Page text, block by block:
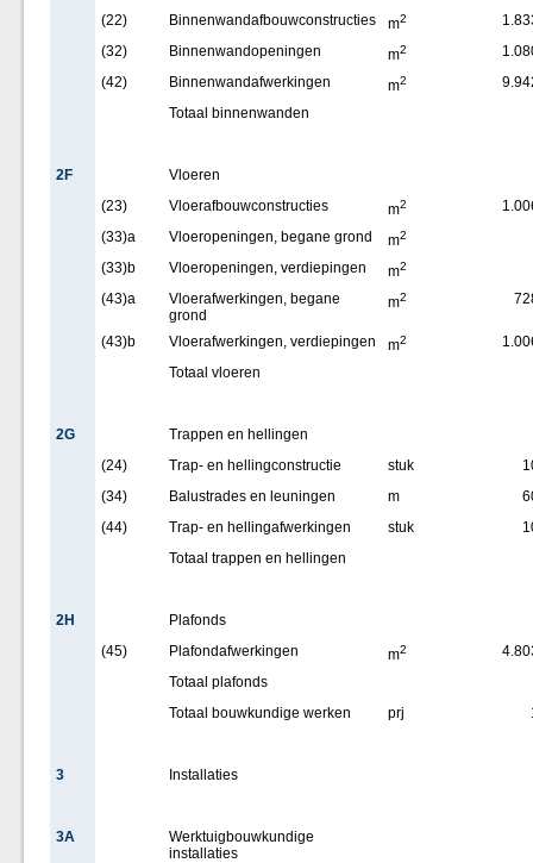
(22)
Binnenwandafbouwconstructies m2
(32)
Binnenwandopeningen m2
(42)
Binnenwandafwerkingen m2
Totaal binnenwanden
2F
Vloeren
(23)
Vloerafbouwconstructies m2
(33)a
Vloeropeningen, begane grond m2
(33)b Vloeropeningen, verdiepingen m2
(43)a
Vloerafwerkingen, begane
grond
m2
(43)b Vloerafwerkingen, verdiepingen m2
Totaal vloeren
2G
Trappen en hellingen
(24)
Trap- en hellingconstructie stuk
(34)
Balustrades en leuningen m
(44)
Trap- en hellingafwerkingen stuk
Totaal trappen en hellingen
2H
Plafonds
(45)
Plafondafwerkingen m2
Totaal plafonds
Totaal bouwkundige werken
prj
3 Installaties
3A
Werktuigbouwkundige
installaties